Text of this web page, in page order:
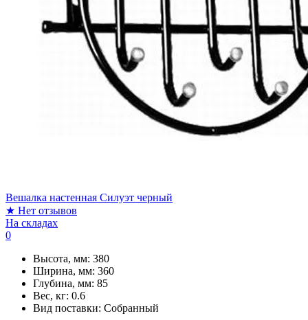
Вешалка настенная Силуэт черный
★ Нет отзывов
На складах
0
Высота, мм: 380
Ширина, мм: 360
Глубина, мм: 85
Вес, кг: 0.6
Вид поставки: Собранный